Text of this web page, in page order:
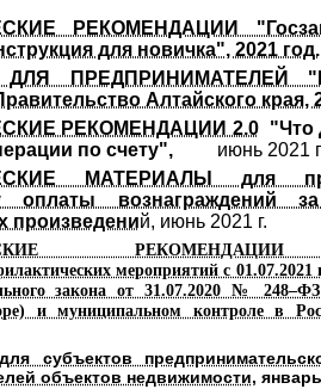
РЕКОМЕНДАЦИИ
для новичка", 2021 год.
ПРЕДПРИНИМАТЕЛЕЙ
Алтайского края,
РЕКОМЕНДАЦИИ 2.0"Что
по счету",
июнь 2021
МАТЕРИАЛЫ для
оплаты вознаграждений за
произведений, июнь 2021 г.
РЕКОМЕНДАЦИИ
мероприятий с 01.07.2021
закона от 31.07.2020 № 248–ФЗ
и муниципальном контроле в
субъектов
объектов недвижимости,